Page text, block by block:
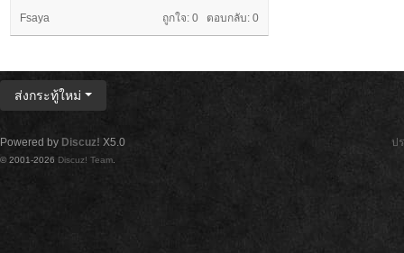
ถูกใจ: 0 ตอบกลับ: 0
Fsaya
ส่งกระทู้ใหม่
ป
Powered by Discuz! X5.0
© 2001-2026 Discuz! Team